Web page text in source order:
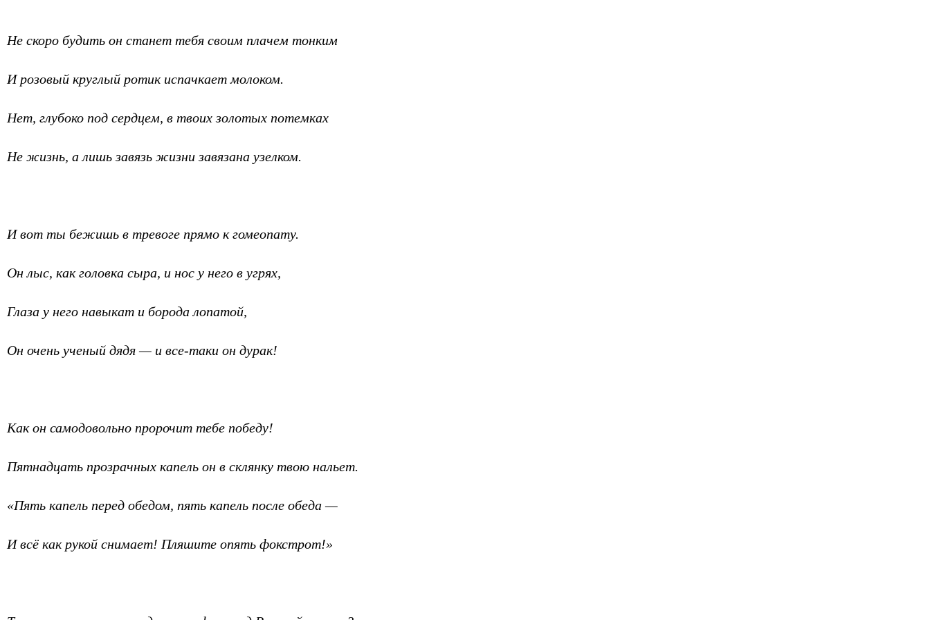
Не скоро будить он станет тебя своим плачем тонким
И розовый круглый ротик испачкает молоком.
Нет, глубоко под сердцем, в твоих золотых потемках
Не жизнь, а лишь завязь жизни завязана узелком.
И вот ты бежишь в тревоге прямо к гомеопату.
Он лыс, как головка сыра, и нос у него в угрях,
Глаза у него навыкат и борода лопатой,
Он очень ученый дядя — и все-таки он дурак!
Как он самодовольно пророчит тебе победу!
Пятнадцать прозрачных капель он в склянку твою нальет.
«Пять капель перед обедом, пять капель после обеда —
И всё как рукой снимает! Пляшите опять фокстрот!»